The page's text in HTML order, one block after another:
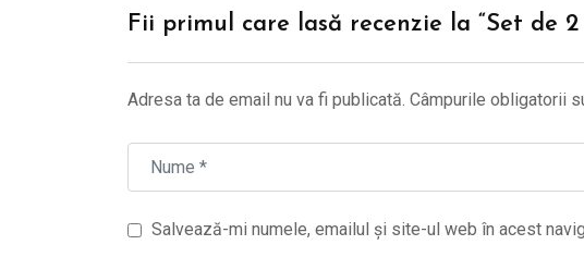
Fii primul care lasă recenzie la “Set de
Adresa ta de email nu va fi publicată. Câmpurile obligatorii
Salvează-mi numele, emailul și site-ul web în acest